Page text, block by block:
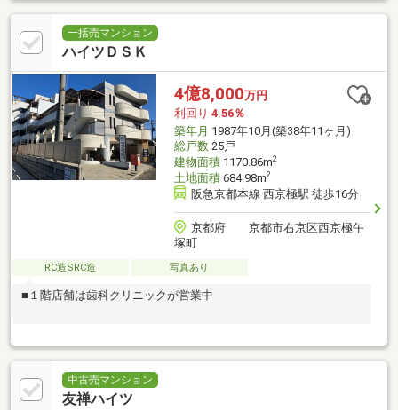
一括売マンション
ハイツＤＳＫ
4億8,000万円
利回り 4.56％
築年月 1987年10月(築38年11ヶ月)
総戸数25戸
建物面積1170.86m2
土地面積684.98m2
阪急京都本線 西京極駅 徒歩16分
京都府 京都市右京区西京極午
塚町
RC造SRC造 写真あり
■１階店舗は歯科クリニックが営業中
中古売マンション
友禅ハイツ